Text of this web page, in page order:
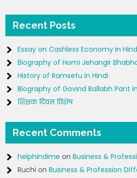
Recent Posts
Essay on Cashless Economy in
Biography of Homi Jehangir
History of Ramsetu in Hindi
Biography of Govind Ballabh Pant
शिक्षक दिवस विशेष
Recent Comments
helphindime onBusiness &
Ruchi onBusiness & Profession